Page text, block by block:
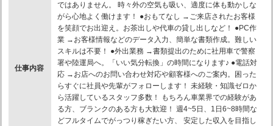
仕事内容
ではありません。 時々外の空気も吸い、適度に体も動かしな
がら心地よく働けます！ ●おもてなし →ご来店されたお客様
を笑顔でお出迎え。お茶出しや代車の貸し出しなど！ ●PC作
業 →お客様情報などのデータ入力、簡単な書類作成。難しい
スキルは不要！ ●外出業務 →書類提出のために社用車で警察
署や陸運局へ。「いい気分転換」の時間になります♪ ●電話対
応 →お店へのお問い合わせ対応や顧客様へのご案内。困った
らすぐに社員や先輩がフォローします！ 未経験・知識ゼロか
ら活躍しているスタッフ多数！ もちろん車業界での経験があ
る方、ブランクのある方も大歓迎！ 週4~5日、1日6~8時間な
どフルタイムでがっつり稼ぎたい方、 安定した収入を目指し